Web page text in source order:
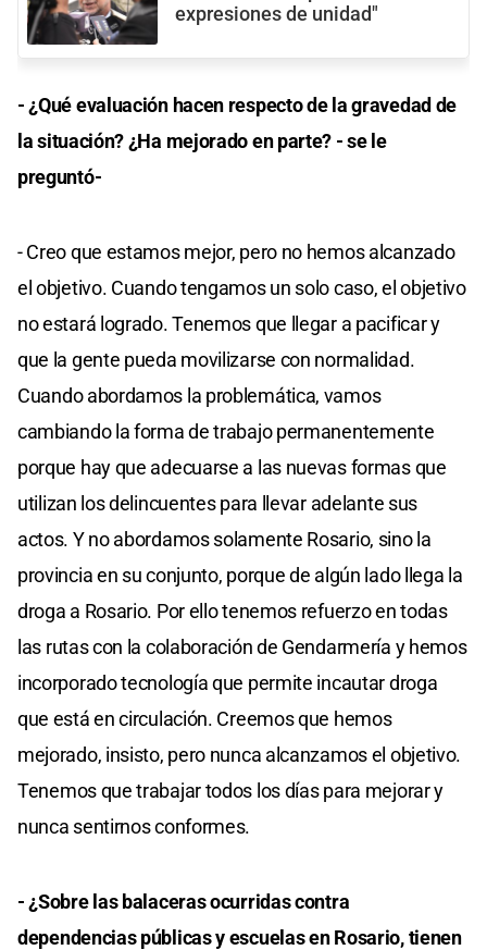
expresiones de unidad"
- ¿Qué evaluación hacen respecto de la gravedad de
la situación? ¿Ha mejorado en parte? - se le
preguntó-
- Creo que estamos mejor, pero no hemos alcanzado
el objetivo. Cuando tengamos un solo caso, el objetivo
no estará logrado. Tenemos que llegar a pacificar y
que la gente pueda movilizarse con normalidad.
Cuando abordamos la problemática, vamos
cambiando la forma de trabajo permanentemente
porque hay que adecuarse a las nuevas formas que
utilizan los delincuentes para llevar adelante sus
actos. Y no abordamos solamente Rosario, sino la
provincia en su conjunto, porque de algún lado llega la
droga a Rosario. Por ello tenemos refuerzo en todas
las rutas con la colaboración de Gendarmería y hemos
incorporado tecnología que permite incautar droga
que está en circulación. Creemos que hemos
mejorado, insisto, pero nunca alcanzamos el objetivo.
Tenemos que trabajar todos los días para mejorar y
nunca sentirnos conformes.
- ¿Sobre las balaceras ocurridas contra
dependencias públicas y escuelas en Rosario, tienen